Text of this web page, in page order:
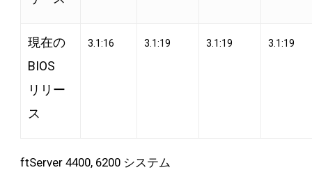
現在の
BIOS
リリー
ス
3.1:16 3.1:19 3.1:19 3.1:19
ftServer 4400, 6200 システム